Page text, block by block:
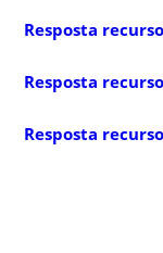
Resposta
Resposta
Resposta